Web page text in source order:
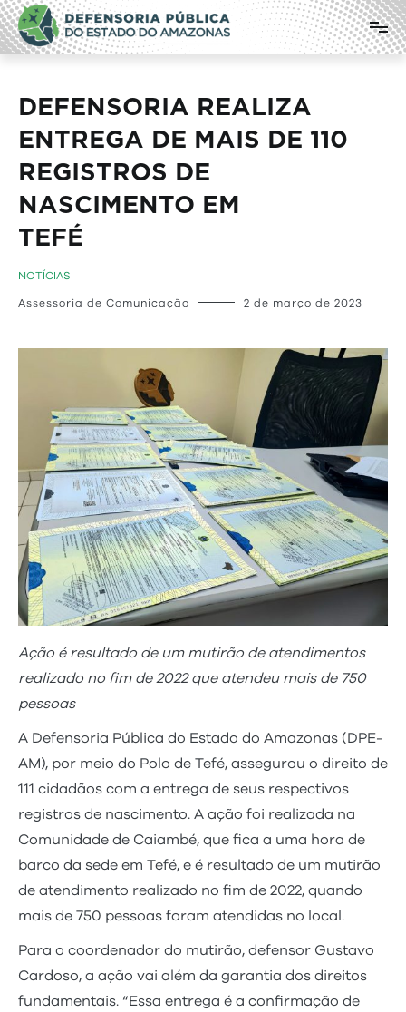
Pular
para
o
conteúdo
Defensoria Pública do Estado do
Amazonas
DEFENSORIA REALIZA
ENTREGA DE MAIS DE 110
REGISTROS DE
NASCIMENTO EM
NOTÍCIAS
Assessoria de Comunicação 2 de março de 2023
Ação é resultado de um mutirão de atendimentos
realizado no fim de 2022 que atendeu mais de 750
pessoas
A Defensoria Pública do Estado do Amazonas (DPE-
AM), por meio do Polo de Tefé, assegurou o direito de
111 cidadãos com a entrega de seus respectivos
registros de nascimento. A ação foi realizada na
Comunidade de Caiambé, que fica a uma hora de
barco da sede em Tefé, e é resultado de um mutirão
de atendimento realizado no fim de 2022, quando
mais de 750 pessoas foram atendidas no local.
Para o coordenador do mutirão, defensor Gustavo
Cardoso, a ação vai além da garantia dos direitos
fundamentais. “Essa entrega é a confirmação de